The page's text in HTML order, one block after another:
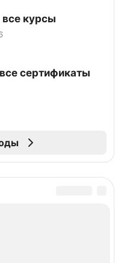
все курсы
сертификаты